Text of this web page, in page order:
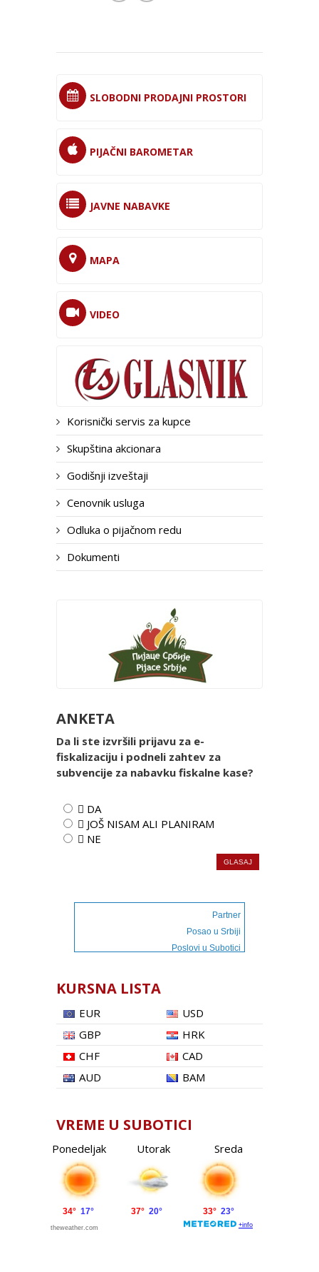
SLOBODNI PRODAJNI PROSTORI
PIJAČNI BAROMETAR
JAVNE NABAVKE
MAPA
VIDEO
Korisnički servis za kupce
Skupština akcionara
Godišnji izveštaji
Cenovnik usluga
Odluka o pijačnom redu
Dokumenti
ANKETA
Da li ste izvršili prijavu za e-
fiskalizaciju i podneli zahtev za
subvencije za nabavku fiskalne kase?
 DA
 JOŠ NISAM ALI PLANIRAM
 NE
Partner
Posao u Srbiji
Poslovi u Subotici
KURSNA LISTA
EUR
USD
GBP
HRK
CHF
CAD
AUD
BAM
VREME U SUBOTICI
Ponedeljak Utorak Sreda